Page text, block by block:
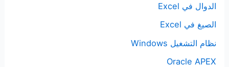
الدوال في Excel
الصيغ في Excel
نظام التشغيل Windows
Oracle APEX